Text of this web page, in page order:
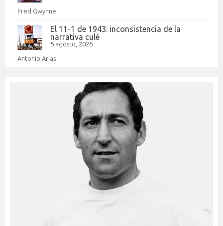
Fred Gwynne
El 11-1 de 1943: inconsistencia de la
narrativa culé
5 agosto, 2026
Antonio Arias